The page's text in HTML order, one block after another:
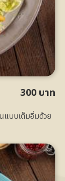
300 บาท
แบบเต็มอิ่มด้วย